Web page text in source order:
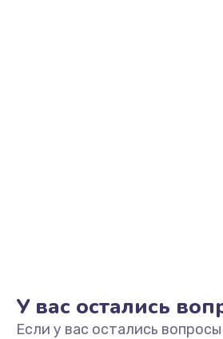
У вас остались
Если у вас остались